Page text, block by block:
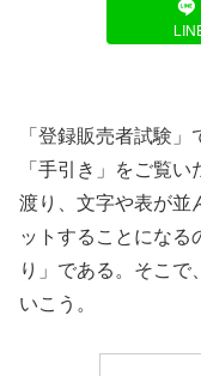
「登録販売者試験
「手引き」をご覧
渡り、文字や表が並
ットすることになる
り」である。そこ
いこう。